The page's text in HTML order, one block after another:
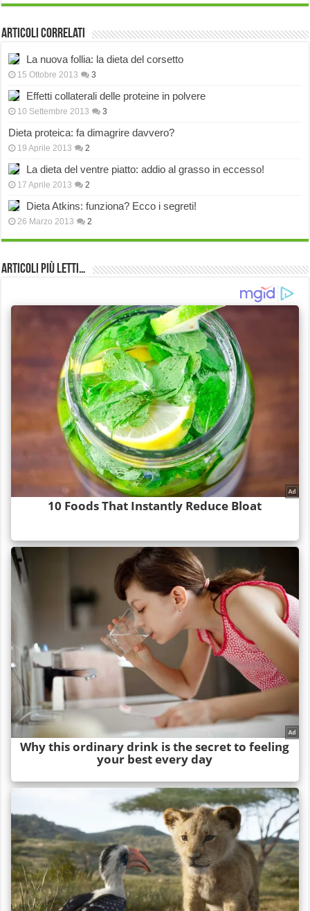
Articoli correlati
La nuova follia: la dieta del corsetto
15 Ottobre 2013 3
Effetti collaterali delle proteine in polvere
10 Settembre 2013 3
Dieta proteica: fa dimagrire davvero?
19 Aprile 2013 2
La dieta del ventre piatto: addio al grasso in eccesso!
17 Aprile 2013 2
Dieta Atkins: funziona? Ecco i segreti!
26 Marzo 2013 2
Articoli più Letti…